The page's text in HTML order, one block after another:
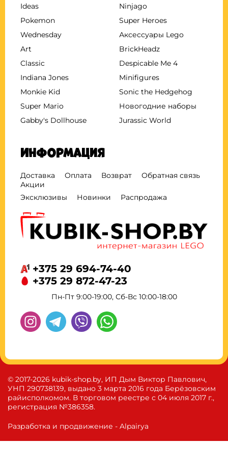
Ideas
Ninjago
Pokemon
Super Heroes
Wednesday
Аксессуары Lego
Art
BrickHeadz
Classic
Despicable Me 4
Indiana Jones
Minifigures
Monkie Kid
Sonic the Hedgehog
Super Mario
Новогодние наборы
Gabby's Dollhouse
Jurassic World
Информация
Доставка Оплата Возврат
Обратная связь
Акции
Эксклюзивы
Новинки Распродажа
+375 29 694-74-40
+375 29 872-47-23
Пн-Пт 9:00-19:00, Сб-Вс 10:00-18:00
© 2017-2026 kubik-shop.by, ИП Дым Виктор Павлович,
УНП 290738139, выдано 3 марта 2016 года Берёзовским
райисполкомом. В торговом реестре с 04 июля 2017 г.,
регистрация №386358.
Разработка и продвижение - Alpairya